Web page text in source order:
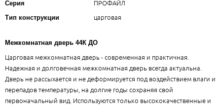
Серия ПРОФАЙЛ
Тип конструкции царговая
Межкомнатная дверь 44К ДО
Царговая межкомнатная дверь - современная и практичная.
Надежная и долговечная межкомнатная дверь всегда актуальна.
Дверь не рассыхается и не деформируется под воздействием влаги и
перепадов температуры, на долгие годы сохраняя свой
первоначальный вид. Используются только высококачественные и